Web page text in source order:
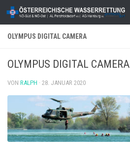
Zum Inhalt springen
OLYMPUS DIGITAL CAMERA
OLYMPUS DIGITAL CAMERA
VON RALPH · 28. JANUAR 2020